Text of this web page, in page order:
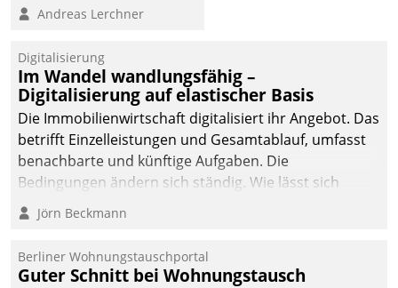
Unternehmen am
Softwareentwicklungshaus
Andreas Lerchner
Digitalisierung
Im Wandel wandlungsfähig –
Digitalisierung auf elastischer Basis
Die Immobilienwirtschaft digitalisiert ihr Angebot. Das
betrifft Einzelleistungen und Gesamtablauf, umfasst
benachbarte und künftige Aufgaben. Die
Bedingungen ändern sich ständig. Wie lässt sich
technisch die Kontrolle wahren und zugleich Freiraum
fürs Wachsen öffnen?
Jörn Beckmann
Berliner Wohnungstauschportal
Guter Schnitt bei Wohnungstausch